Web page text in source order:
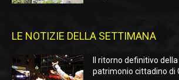
LE NOTIZIE DELLA SETTIMANA
Il ritorno definitivo
patrimonio cittadino di